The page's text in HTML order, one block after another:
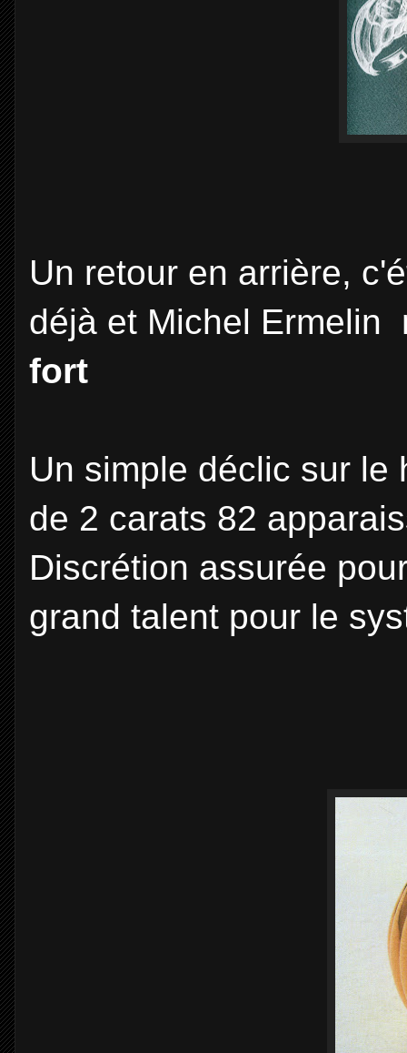
Un retour en arrière,
déjà et Michel Ermelin
fort
Un simple déclic sur le
de 2 carats 82
Discrétion assurée
grand talent pour le